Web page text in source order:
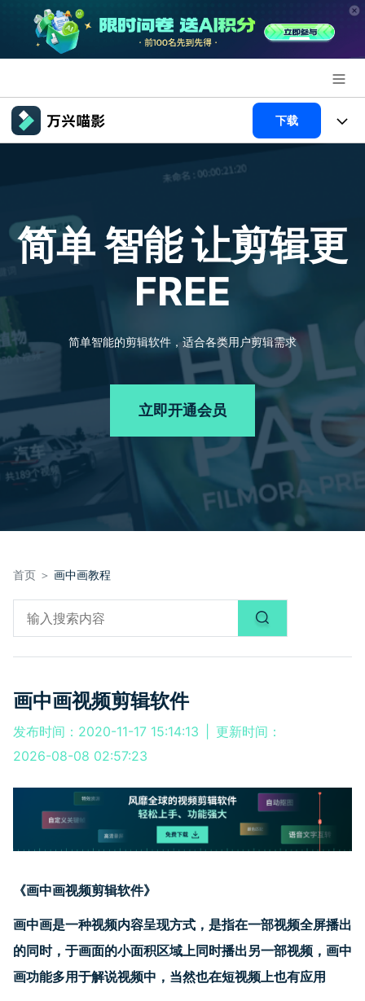
推荐产品
关于万兴
客服热线：4000-300624
下载
产品功能
视频/照片
AI 绘画
AI 视频续写
声音
文本
解决方案
专业创作人群
文章资讯
帮助中心
产品信息
立即购买
简单 智能让剪辑更
FREE
简单智能的剪辑软件，适合各类用户剪辑需求
立即开通会员
首页 ＞ 画中画教程
画中画视频剪辑软件
发布时间：2020-11-17 15:14:13
更新时间：
2026-08-08 02:57:23
《画中画视频剪辑软件》
画中画是一种视频内容呈现方式，是指在一部视频全屏播出
的同时，于画面的小面积区域上同时播出另一部视频 ， 画中
画功能多用于解说视频中，当然也在短视频上也有应用